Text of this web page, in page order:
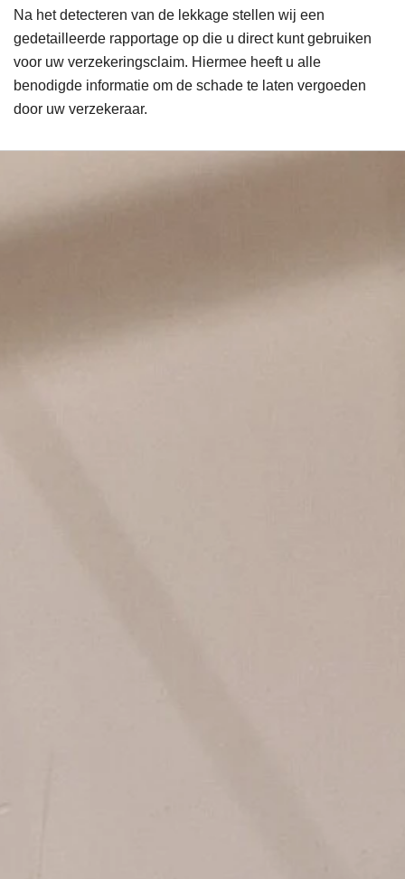
Na het detecteren van de lekkage stellen wij een
gedetailleerde rapportage op die u direct kunt gebruiken
voor uw verzekeringsclaim. Hiermee heeft u alle
benodigde informatie om de schade te laten vergoeden
door uw verzekeraar.